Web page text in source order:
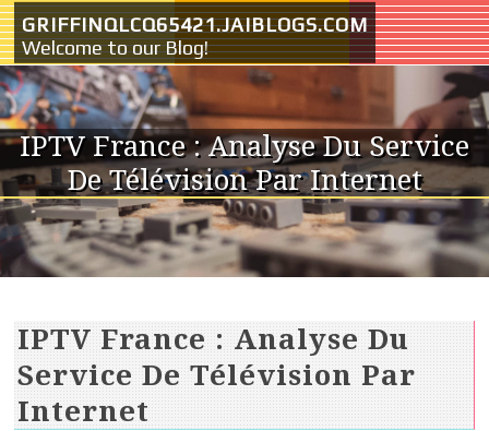
Skip to content
GRIFFINQLCQ65421.JAIBLOGS.COM
Welcome to our Blog!
IPTV France : Analyse Du Service
De Télévision Par Internet
IPTV France : Analyse Du
Service De Télévision Par
Internet